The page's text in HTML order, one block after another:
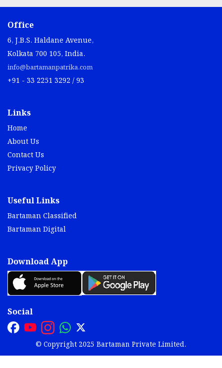
Office
6, J.B.S. Haldane Avenue,
Kolkata 700 105, India.
info@bartamanpatrika.com
+91 - 33 2251 3292 / 93
Links
Home
About Us
Contact Us
Privacy Policy
Useful Links
Bartaman Classified
Bartaman Digital
Download App
Social
© Copyright 2025 Bartaman Private Limited.